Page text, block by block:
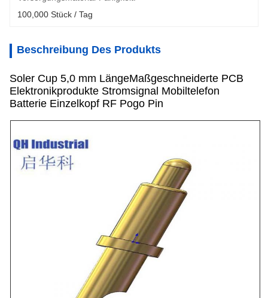
100,000 Stück / Tag
Beschreibung Des Produkts
Soler Cup 5,0 mm LängeMaßgeschneiderte PCB
Elektronikprodukte Stromsignal Mobiltelefon
Batterie Einzelkopf RF Pogo Pin